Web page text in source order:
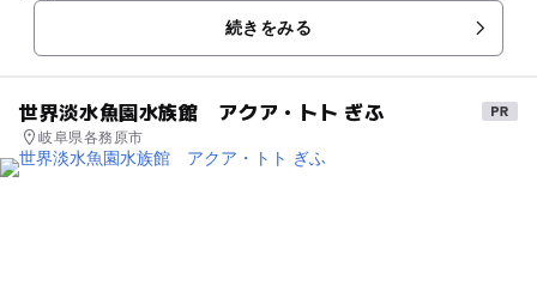
続きをみる
世界淡水魚園水族館 アクア・トト ぎふ
岐阜県各務原市